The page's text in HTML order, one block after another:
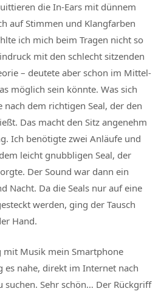
die In-Ears mit dünnem
auf Stimmen und Klangfarben
ich mich beim Tragen nicht so
mit den schlecht sitzenden
– deutete aber schon im Mittel-
möglich sein könnte. Was sich
nach dem richtigen Seal, der den
Das macht den Sitz angenehm
Ich benötigte zwei Anläufe und
leicht gnubbligen Seal, der
Der Sound war dann ein
Nacht. Da die Seals nur auf eine
werden, ging der Tausch
Hand.
mit Musik mein Smartphone
es nahe, direkt im Internet nach
suchen. Sehr schön… Der Rückgriff